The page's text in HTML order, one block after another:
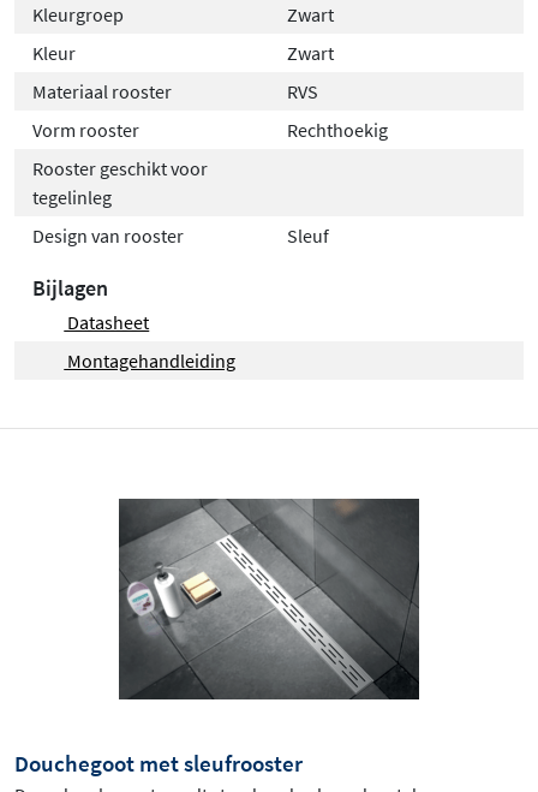
Kleurgroep
Zwart
Kleur
Zwart
Materiaal rooster
RVS
Vorm rooster
Rechthoekig
Rooster geschikt voor
tegelinleg
Design van rooster
Sleuf
Bijlagen
Datasheet
Montagehandleiding
Douchegoot met sleufrooster